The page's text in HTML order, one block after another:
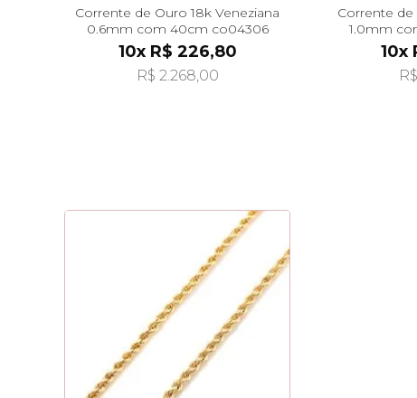
Corrente de Ouro 18k Veneziana
0.6mm com 40cm co04306
10x R$ 226,80
R$ 2.268,00
Corrente de
1.0mm
10x